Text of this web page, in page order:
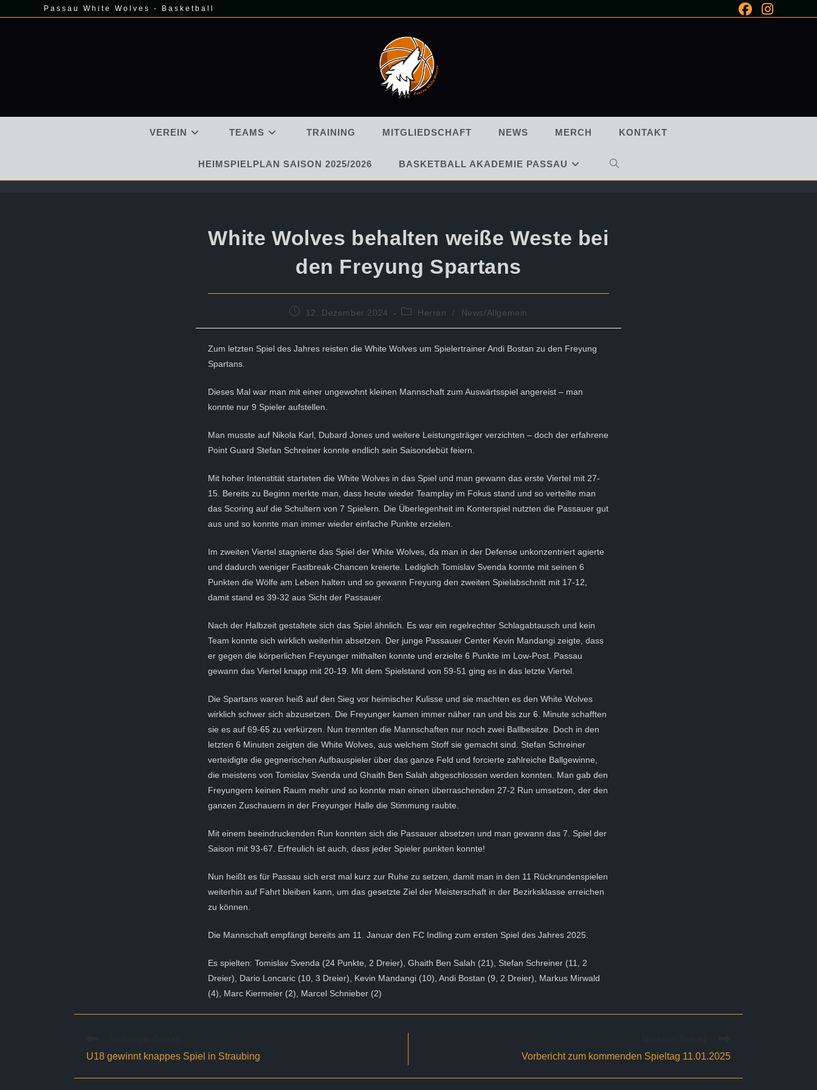
Passau White Wolves - Basketball
VEREIN TEAMS TRAINING MITGLIEDSCHAFT NEWS MERCH KONTAKT
HEIMSPIELPLAN SAISON 2025/2026 BASKETBALL AKADEMIE PASSAU WEBSITE-
White Wolves behalten weiße Weste bei
den Freyung Spartans
Beitrag12. Dezember 2024
Beitrags-
Herren / News/Allgemein
Zum letzten Spiel des Jahres reisten die White Wolves um Spielertrainer Andi Bostan zu den Freyung
Spartans.
Dieses Mal war man mit einer ungewohnt kleinen Mannschaft zum Auswärtsspiel angereist – man
konnte nur 9 Spieler aufstellen.
Man musste auf Nikola Karl, Dubard Jones und weitere Leistungsträger verzichten – doch der erfahrene
Point Guard Stefan Schreiner konnte endlich sein Saisondebüt feiern.
Mit hoher Intenstität starteten die White Wolves in das Spiel und man gewann das erste Viertel mit 27-
15. Bereits zu Beginn merkte man, dass heute wieder Teamplay im Fokus stand und so verteilte man
das Scoring auf die Schultern von 7 Spielern. Die Überlegenheit im Konterspiel nutzten die Passauer gut
aus und so konnte man immer wieder einfache Punkte erzielen.
Im zweiten Viertel stagnierte das Spiel der White Wolves, da man in der Defense unkonzentriert agierte
und dadurch weniger Fastbreak-Chancen kreierte. Lediglich Tomislav Svenda konnte mit seinen 6
Punkten die Wölfe am Leben halten und so gewann Freyung den zweiten Spielabschnitt mit 17-12,
damit stand es 39-32 aus Sicht der Passauer.
Nach der Halbzeit gestaltete sich das Spiel ähnlich. Es war ein regelrechter Schlagabtausch und kein
Team konnte sich wirklich weiterhin absetzen. Der junge Passauer Center Kevin Mandangi zeigte, dass
er gegen die körperlichen Freyunger mithalten konnte und erzielte 6 Punkte im Low-Post. Passau
gewann das Viertel knapp mit 20-19. Mit dem Spielstand von 59-51 ging es in das letzte Viertel.
Die Spartans waren heiß auf den Sieg vor heimischer Kulisse und sie machten es den White Wolves
wirklich schwer sich abzusetzen. Die Freyunger kamen immer näher ran und bis zur 6. Minute schafften
sie es auf 69-65 zu verkürzen. Nun trennten die Mannschaften nur noch zwei Ballbesitze. Doch in den
letzten 6 Minuten zeigten die White Wolves, aus welchem Stoff sie gemacht sind. Stefan Schreiner
verteidigte die gegnerischen Aufbauspieler über das ganze Feld und forcierte zahlreiche Ballgewinne,
die meistens von Tomislav Svenda und Ghaith Ben Salah abgeschlossen werden konnten. Man gab den
Freyungern keinen Raum mehr und so konnte man einen überraschenden 27-2 Run umsetzen, der den
ganzen Zuschauern in der Freyunger Halle die Stimmung raubte.
Mit einem beeindruckenden Run konnten sich die Passauer absetzen und man gewann das 7. Spiel der
Saison mit 93-67. Erfreulich ist auch, dass jeder Spieler punkten konnte!
Nun heißt es für Passau sich erst mal kurz zur Ruhe zu setzen, damit man in den 11 Rückrundenspielen
weiterhin auf Fahrt bleiben kann, um das gesetzte Ziel der Meisterschaft in der Bezirksklasse erreichen
zu können.
Die Mannschaft empfängt bereits am 11. Januar den FC Indling zum ersten Spiel des Jahres 2025.
Es spielten: Tomislav Svenda (24 Punkte, 2 Dreier), Ghaith Ben Salah (21), Stefan Schreiner (11, 2
Dreier), Dario Loncaric (10, 3 Dreier), Kevin Mandangi (10), Andi Bostan (9, 2 Dreier), Markus Mirwald
(4), Marc Kiermeier (2), Marcel Schnieber (2)
ansehen
U18 gewinnt knappes Spiel in Straubing Vorbericht zum kommenden Spieltag 11.01.2025